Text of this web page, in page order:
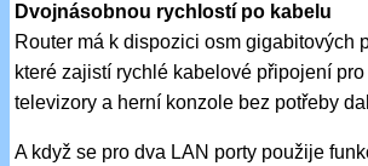
Dvojnásobnou rychlostí po kabelu
Router má k dispozici osm gigabitových
které zajistí rychlé kabelové připojení
televizory a herní konzole bez potřeby
A když se pro dva LAN porty použije